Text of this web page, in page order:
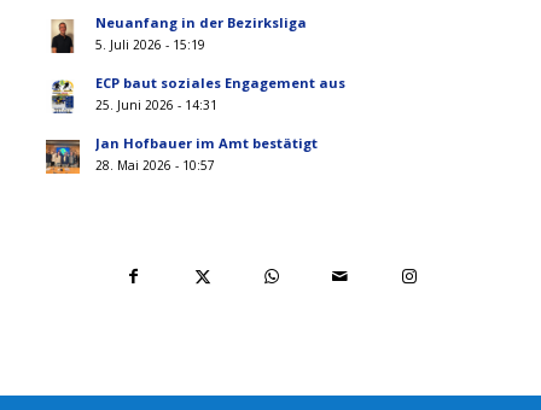
Neuanfang in der Bezirksliga
5. Juli 2026 - 15:19
ECP baut soziales Engagement aus
25. Juni 2026 - 14:31
Jan Hofbauer im Amt bestätigt
28. Mai 2026 - 10:57